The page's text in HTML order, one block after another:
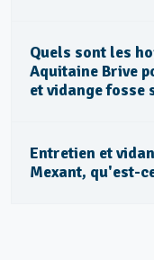
Quels sont les
Aquitaine Brive
et vidange fosse
Entretien et
Mexant, qu'est-